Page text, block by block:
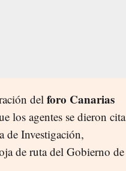
del foro Canarias
los agentes se dieron cita
de Investigación,
de ruta del Gobierno de